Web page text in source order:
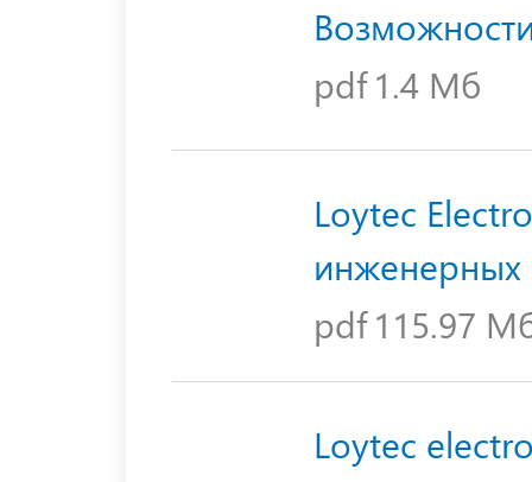
pdf 1.4 Мб
Loytec
инженерных
pdf 115.97
Loytec